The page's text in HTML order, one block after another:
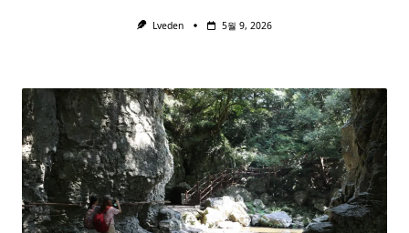
Lveden 5월 9, 2026